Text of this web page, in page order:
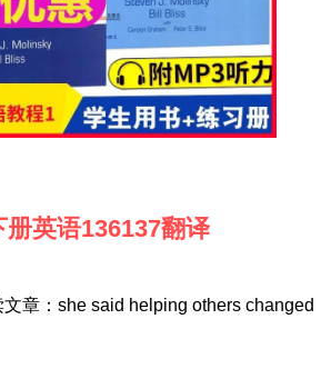
英语136137翻译
章：she said helping others changed